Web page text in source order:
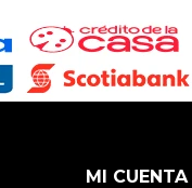
MI CUENTA